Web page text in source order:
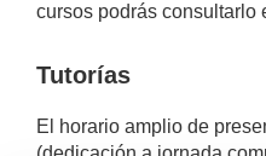
cursos podrás consultarlo
Tutorías
El horario amplio de